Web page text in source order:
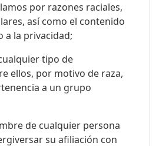
por razones raciales,
así como el contenido
a la privacidad;
tipo de
ellos, por motivo de raza,
a un grupo
de cualquier persona
su afiliación con